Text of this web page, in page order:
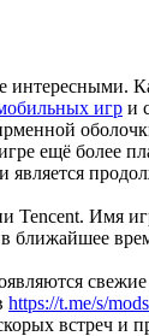
интересными.
игр и
ещё более
является
Tencent. Имя
в ближайшее
https://t.me/s/
встреч и